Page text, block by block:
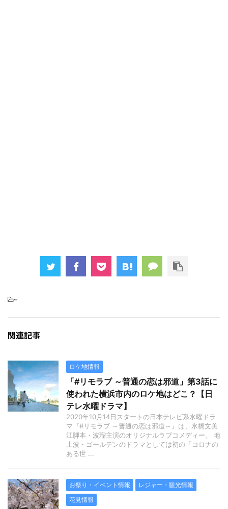
-
関連記事
ロケ地情報
「#リモラブ ～普通の恋は邪道」第3話に
使われた横浜市内のロケ地はどこ？【日
テレ水曜ドラマ】
2020年10月14日スタートの日本テレビ系水曜ドラ
マ『#リモラブ ～普通の恋は邪道～』は、水橋文美
江脚本・波瑠主演のオリジナルラブコメディー。 地
上波・ゴールデンのドラマとしては初の「コロナの
ある世 ...
お祭り・イベント情報
レジャー・観光情報
花見情報